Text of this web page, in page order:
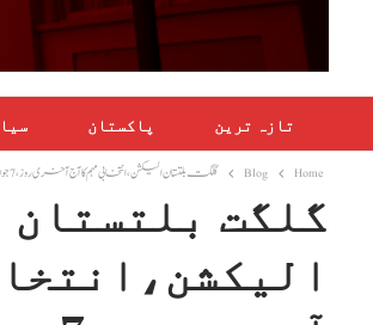
تازہ ترین پاکستان
Home
Blog گلگت بلتستان الیکشن،انتخابی مہم کا آج آخری روز، 7 جون کو پولنگ کی تیاریاں مکمل۔
گلگت بلتستان